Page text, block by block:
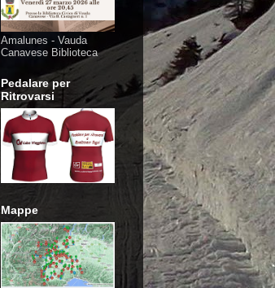
Amalunes - Vauda
Canavese Biblioteca
Pedalare per
Ritrovarsi
Mappe